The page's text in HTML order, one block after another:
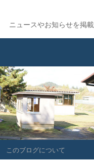
ニュースやお知らせを掲載
このブログについて